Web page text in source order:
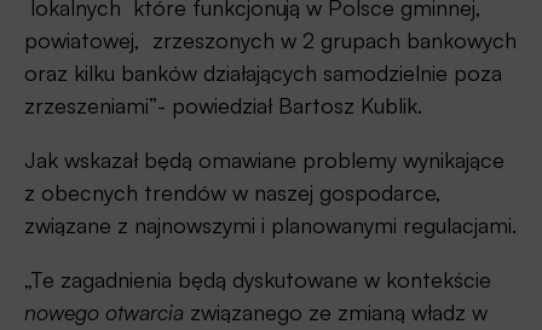
lokalnych które funkcjonują w Polsce gminnej,
powiatowej, zrzeszonych w 2 grupach bankowych
oraz kilku banków działających samodzielnie poza
zrzeszeniami”- powiedział Bartosz Kublik.
Jak wskazał będą omawiane problemy wynikające
z obecnych trendów w naszej gospodarce,
związane z najnowszymi i planowanymi regulacjami.
„Te zagadnienia będą dyskutowane w kontekście
nowego otwarcia związanego ze zmianą władz w